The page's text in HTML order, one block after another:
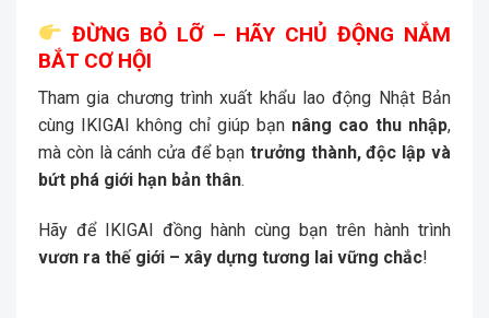
ĐỪNG BỎ LỠ – HÃY CHỦ ĐỘNG NẮM
BẮT CƠ HỘI
Tham gia chương trình xuất khẩu lao động Nhật Bản
cùng IKIGAI không chỉ giúp bạn nâng cao thu nhập,
mà còn là cánh cửa để bạn trưởng thành, độc lập và
bứt phá giới hạn bản thân.
Hãy để IKIGAI đồng hành cùng bạn trên hành trình
vươn ra thế giới – xây dựng tương lai vững chắc!